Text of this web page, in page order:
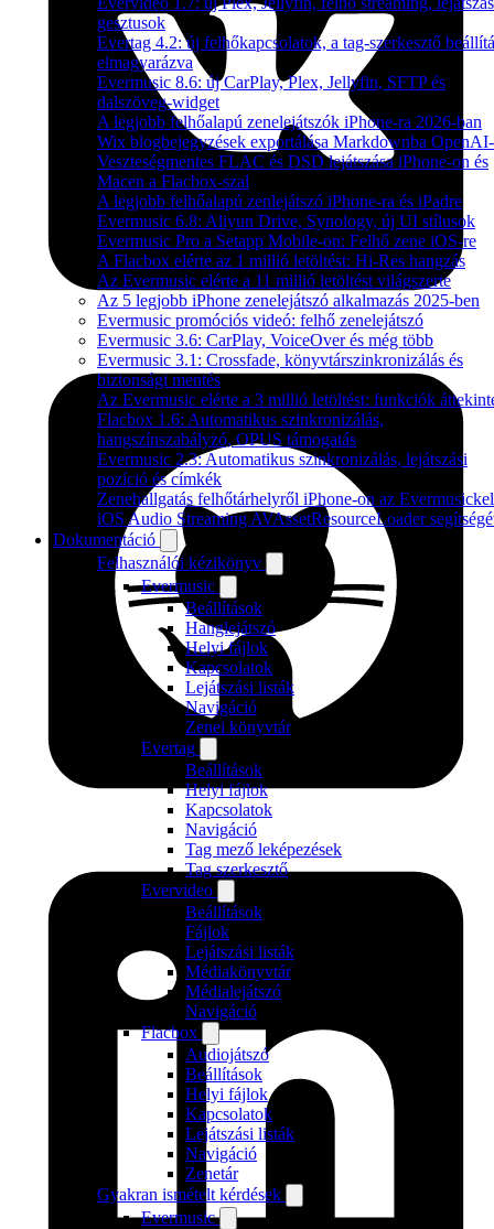
gesztusok
Evertag 4.2: új felhőkapcsolatok, a tag-szerkesztő
elmagyarázva
Evermusic 8.6: új CarPlay, Plex, Jellyfin, SFTP és
dalszöveg-widget
A legjobb felhőalapú zenelejátszók iPhone-ra 2026-ban
Wix blogbejegyzések exportálása Markdownba
Veszteségmentes FLAC és DSD lejátszása iPhone-on és
Macen a Flacbox-szal
A legjobb felhőalapú zenlejátszó iPhone-ra és iPadre
Evermusic 6.8: Aliyun Drive, Synology, új UI stílusok
Evermusic Pro a Setapp Mobile-on: Felhő zene iOS-re
A Flacbox elérte az 1 millió letöltést: Hi-Res hangzás
Az Evermusic elérte a 11 millió letöltést világszerte
Az 5 legjobb iPhone zenelejátszó alkalmazás 2025-ben
Evermusic promóciós videó: felhő zenelejátszó
Evermusic 3.6: CarPlay, VoiceOver és még több
Evermusic 3.1: Crossfade, könyvtárszinkronizálás és
biztonsági mentés
Az Evermusic elérte a 3 millió letöltést: funkciók
Flacbox 1.6: Automatikus szinkronizálás,
hangszínszabályzó, OPUS támogatás
Evermusic 2.3: Automatikus szinkronizálás, lejátszási
pozíció és címkék
Zenehallgatás felhőtárhelyről iPhone-on az Evermusickel
iOS Audio Streaming AVAssetResourceLoader
Dokumentáció
Felhasználói kézikönyv
Evermusic
Beállítások
Hanglejátszó
Helyi fájlok
Kapcsolatok
Lejátszási listák
Navigáció
Zenei könyvtár
Evertag
Beállítások
Helyi fájlok
Kapcsolatok
Navigáció
Tag mező leképezések
Tag szerkesztő
Evervideo
Beállítások
Fájlok
Lejátszási listák
Médiakönyvtár
Médialejátszó
Navigáció
Flacbox
Audiojátszó
Beállítások
Helyi fájlok
Kapcsolatok
Lejátszási listák
Navigáció
Zenetár
Gyakran ismételt kérdések
Evermusic